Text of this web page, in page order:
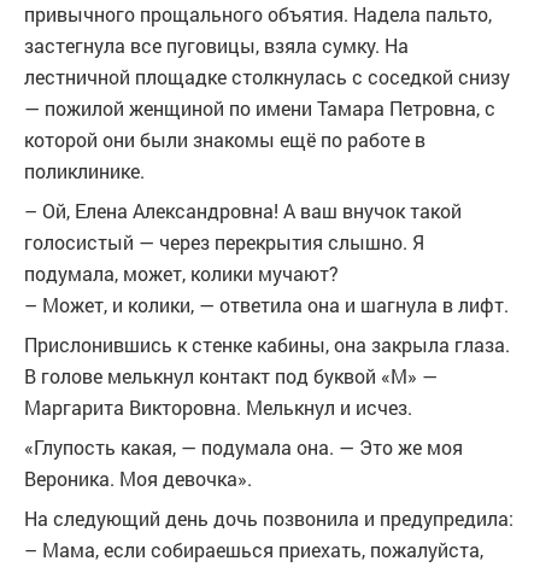
привычного прощального объятия. Надела пальто,
застегнула все пуговицы, взяла сумку. На
лестничной площадке столкнулась с соседкой снизу
— пожилой женщиной по имени Тамара Петровна, с
которой они были знакомы ещё по работе в
поликлинике.
– Ой, Елена Александровна! А ваш внучок такой
голосистый — через перекрытия слышно. Я
подумала, может, колики мучают?
– Может, и колики, — ответила она и шагнула в лифт.
Прислонившись к стенке кабины, она закрыла глаза.
В голове мелькнул контакт под буквой «М» —
Маргарита Викторовна. Мелькнул и исчез.
«Глупость какая, — подумала она. — Это же моя
Вероника. Моя девочка».
На следующий день дочь позвонила и предупредила:
– Мама, если собираешься приехать, пожалуйста,